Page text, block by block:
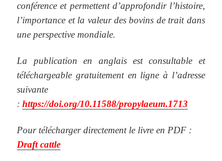
conférence et permettent d’approfondir l’histoire,
l’importance et la valeur des bovins de trait dans
une perspective mondiale.
La publication en anglais est consultable et
téléchargeable gratuitement en ligne à l’adresse
suivante
:https://doi.org/10.11588/propylaeum.1713
Pour télécharger directement le livre en PDF :
Draft cattle